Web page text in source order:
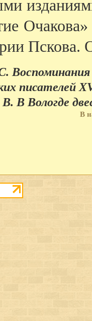
В Вологде
В